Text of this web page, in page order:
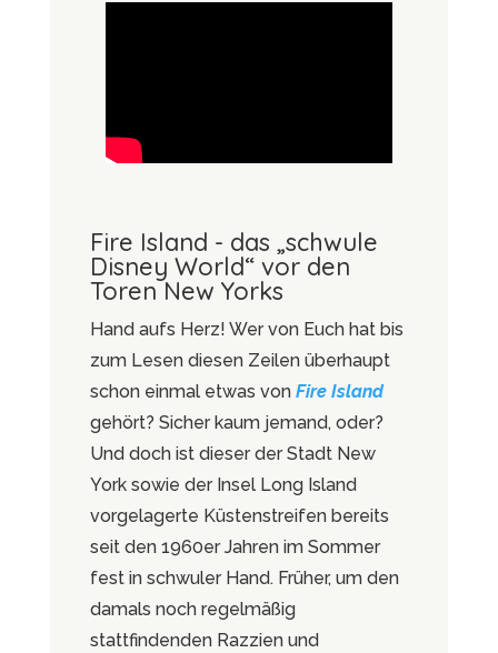
Fire Island - das „schwule
Disney World“ vor den
Toren New Yorks
Hand aufs Herz! Wer von Euch hat bis
zum Lesen diesen Zeilen überhaupt
schon einmal etwas von Fire Island
gehört? Sicher kaum jemand, oder?
Und doch ist dieser der Stadt New
York sowie der Insel Long Island
vorgelagerte Küstenstreifen bereits
seit den 1960er Jahren im Sommer
fest in schwuler Hand. Früher, um den
damals noch regelmäßig
stattfindenden Razzien und